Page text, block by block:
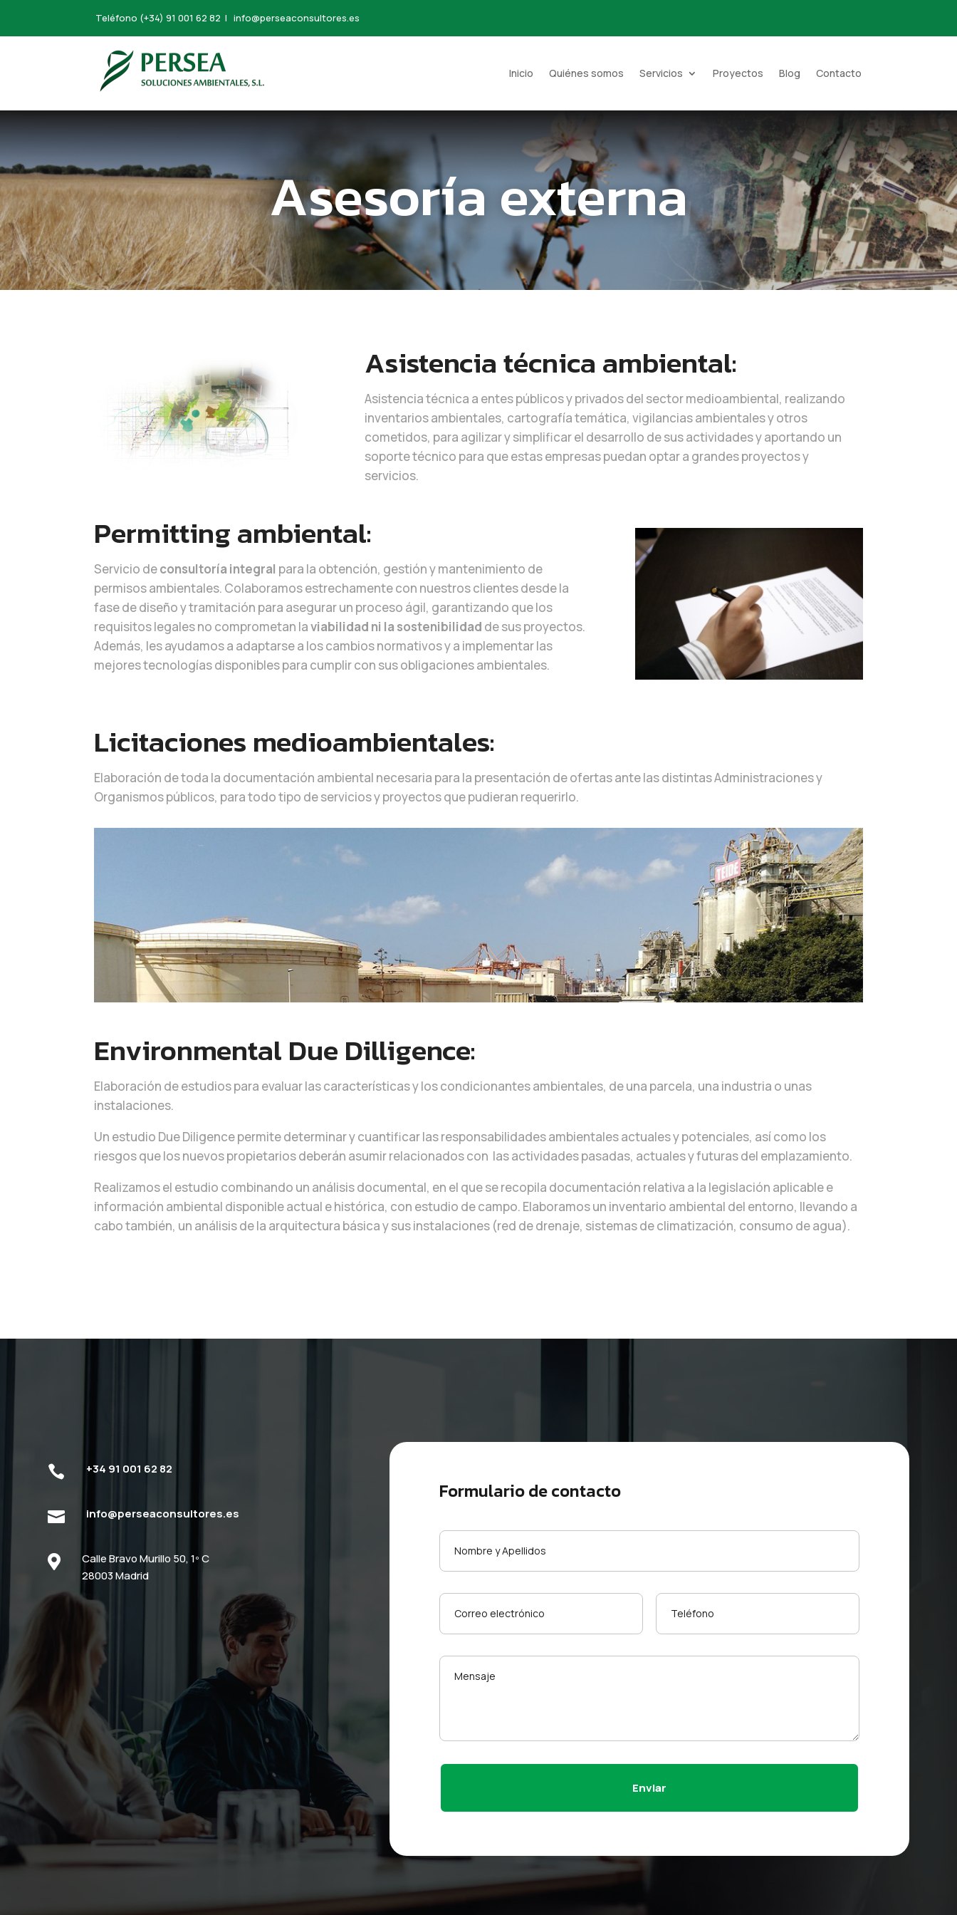
Teléfono (+34) 91 001 62 82 |info@perseaconsultores.es
Inicio Quiénes somos Servicios Proyectos Blog Contacto
Asesoría externa
Asistencia técnica ambiental:
Asistencia técnica a entes públicos y privados del sector medioambiental, realizando
inventarios ambientales, cartografía temática, vigilancias ambientales y otros
cometidos, para agilizar y simplificar el desarrollo de sus actividades y aportando un
soporte técnico para que estas empresas puedan optar a grandes proyectos y
servicios.
Permitting ambiental:
Servicio deconsultoría integral para la obtención, gestión y mantenimiento de
permisos ambientales. Colaboramos estrechamente con nuestros clientes desde la
fase de diseño y tramitación para asegurar un proceso ágil, garantizando que los
requisitos legales no comprometan laviabilidad ni la sostenibilidad de sus proyectos.
Además, les ayudamos a adaptarse a los cambios normativos y a implementar las
mejores tecnologías disponibles para cumplir con sus obligaciones ambientales.
Licitaciones medioambientales:
Elaboración de toda la documentación ambiental necesaria para la presentación de ofertas ante las distintas Administraciones y
Organismos públicos, para todo tipo de servicios y proyectos que pudieran requerirlo.
Environmental Due Dilligence:
Elaboración de estudios para evaluar las características y los condicionantes ambientales, de una parcela, una industria o unas
instalaciones.
Un estudio Due Diligence permite determinar y cuantificar las responsabilidades ambientales actuales y potenciales, así como los
riesgos que los nuevos propietarios deberán asumir relacionados con las actividades pasadas, actuales y futuras del emplazamiento.
Realizamos el estudio combinando un análisis documental, en el que se recopila documentación relativa a la legislación aplicable e
información ambiental disponible actual e histórica, con estudio de campo. Elaboramos un inventario ambiental del entorno, llevando a
cabo también, un análisis de la arquitectura básica y sus instalaciones (red de drenaje, sistemas de climatización, consumo de agua).
 +34 91 001 62 82
 info@perseaconsultores.es

Calle Bravo Murillo 50, 1º C
28003 Madrid
Formulario de contacto
Enviar